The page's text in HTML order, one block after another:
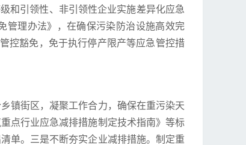
和引领性、非引领性企业实施差异化应急
管理办法》，在确保污染防治设施高效完
控豁免，免于执行停产限产等应急管控措
镇街区，凝聚工作合力，确保在重污染天
点行业应急减排措施制定技术指南》等标
单。三是不断夯实企业减排措施。制定重